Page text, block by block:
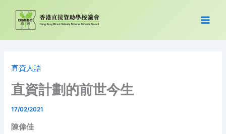
要
直資人語
直資計劃的前世今生
17/02/2021
陳偉佳